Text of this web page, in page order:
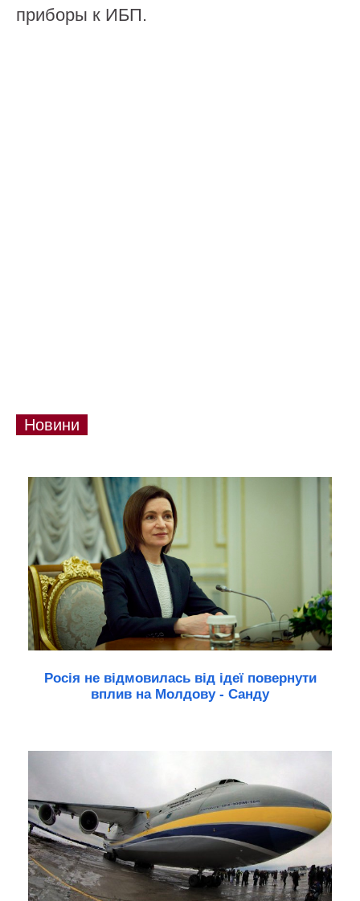
приборы к ИБП.
Новини
Росія не відмовилась від ідеї повернути
вплив на Молдову - Санду